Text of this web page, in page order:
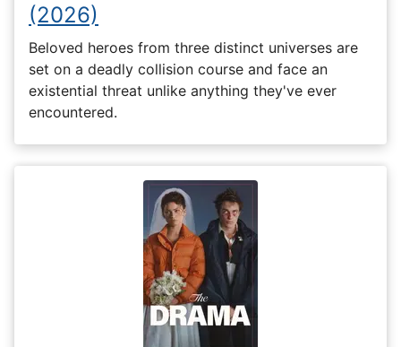
(2026)
Beloved heroes from three distinct universes are
set on a deadly collision course and face an
existential threat unlike anything they've ever
encountered.